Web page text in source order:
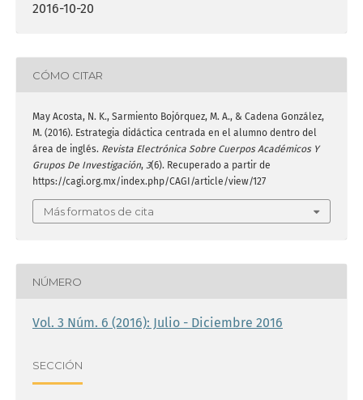
2016-10-20
CÓMO CITAR
May Acosta, N. K., Sarmiento Bojórquez, M. A., & Cadena González,
M. (2016). Estrategia didáctica centrada en el alumno dentro del
área de inglés. Revista Electrónica Sobre Cuerpos Académicos Y
Grupos De Investigación, 3(6). Recuperado a partir de
https://cagi.org.mx/index.php/CAGI/article/view/127
Más formatos de cita
NÚMERO
Vol. 3 Núm. 6 (2016): Julio - Diciembre 2016
SECCIÓN